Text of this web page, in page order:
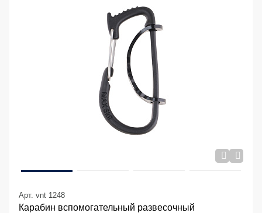
Арт. vnt 1248
Карабин вспомогательный развесочный